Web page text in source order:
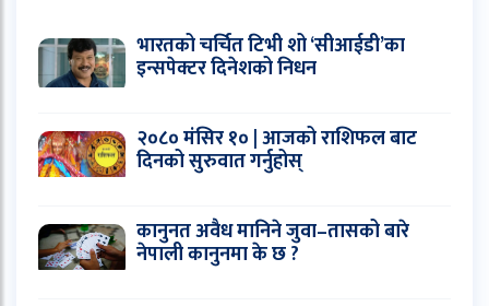
भारतको चर्चित टिभी शो ‘सीआईडी’का
इन्सपेक्टर दिनेशको निधन
२०८० मंसिर १० | आजको राशिफल बाट
दिनको सुरुवात गर्नुहोस्
कानुनत अवैध मानिने जुवा–तासको बारे
नेपाली कानुनमा के छ ?